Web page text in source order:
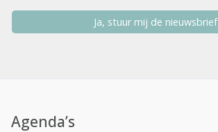
Ja, stuur mij de nieuwsbrief
Agenda’s